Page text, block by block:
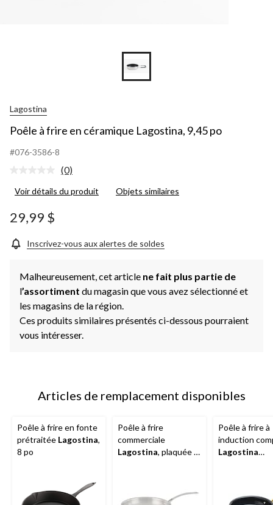
Lagostina
Poêle à frire en céramique Lagostina, 9,45 po
#076-3586-8
Aucune
pour
la
même
(0)
Voir détails du produit Objets similaires
29,99 $
Inscrivez-vous aux alertes de soldes
Malheureusement, cet article ne fait plus partie de
l’assortiment du magasin que vous avez sélectionné et
les magasins de la région.
Ces produits similaires présentés ci-dessous pourraient
vous intéresser.
Articles de remplacement disponibles
Poêle à frire en fonte
prétraitée Lagostina,
8 po
Poêle à frire
commerciale
Lagostina, plaquée 3
Poêle à frire à
induction
Lagostina